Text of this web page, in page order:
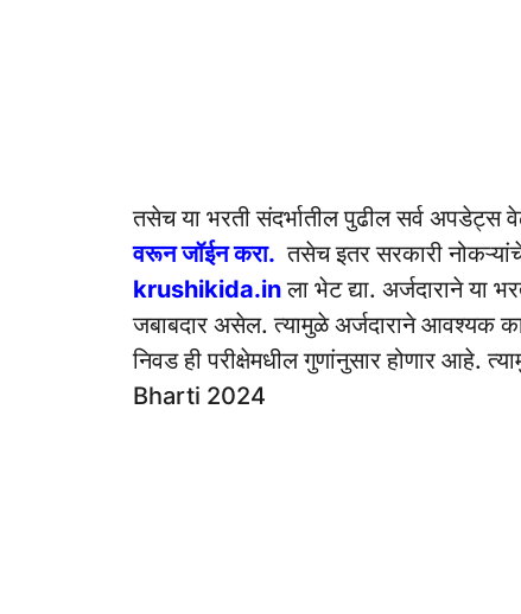
तसेच या भरती संदर्भातील पुढील सर्व अपडेट्स
वरून जॉईन करा. तसेच इतर सरकारी
krushikida.inला भेट द्या. अर्जदाराने या
जबाबदार असेल. त्यामुळे अर्जदाराने आवश्यक
निवड ही परीक्षेमधील गुणांनुसार होणार
Bharti 2024